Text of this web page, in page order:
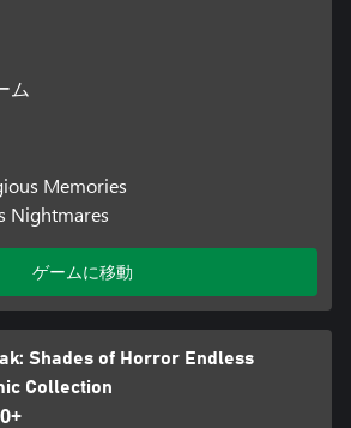
ム
Memories
Nightmares
ゲームに移動
Shades of Horror Endless
Collection